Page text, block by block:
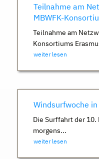
Teilnahme am
MBWFK-
Teilnahme am
Konsortiums
weiter lesen
Windsurfwoche
Die Surffahrt der 10.
morgens...
weiter lesen